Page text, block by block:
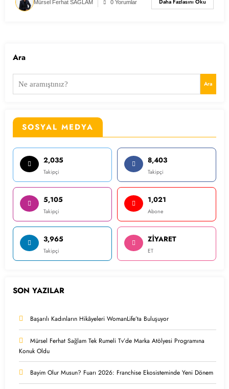
Mürsel Ferhat SAĞLAM 0 Yorumlar Daha Fazlasını Oku
Ara
Ara
SOSYAL MEDYA
2,035
Takipçi
8,403
Takipçi
5,105
Takipçi
1,021
Abone
3,965
Takipçi
ZİYARET
ET
SON YAZILAR
Başarılı Kadınların Hikâyeleri WomanLife’ta Buluşuyor
Mürsel Ferhat Sağlam Tek Rumeli Tv’de Marka Atölyesi Programına
Konuk Oldu
Bayim Olur Musun? Fuarı 2026: Franchise Ekosisteminde Yeni Dönem